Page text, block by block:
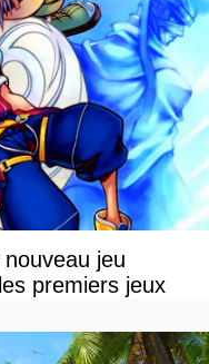
jeu
premiers jeux